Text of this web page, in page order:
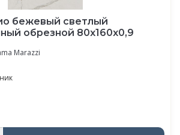
бежевый светлый
обрезной 80x160x0,9
Marazzi